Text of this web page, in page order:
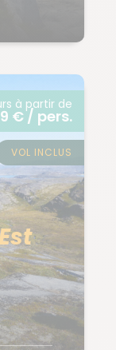
à partir de
€ / pers.
VOL INCLUS